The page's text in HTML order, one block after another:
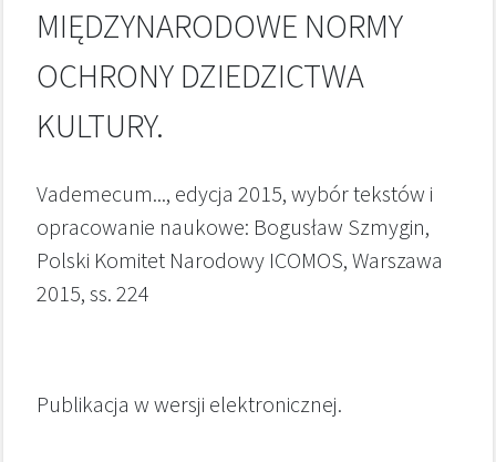
MIĘDZYNARODOWE NORMY
OCHRONY DZIEDZICTWA
KULTURY.
Vademecum..., edycja 2015, wybór tekstów i
opracowanie naukowe: Bogusław Szmygin,
Polski Komitet Narodowy ICOMOS, Warszawa
2015, ss. 224
Publikacja w wersji elektronicznej.